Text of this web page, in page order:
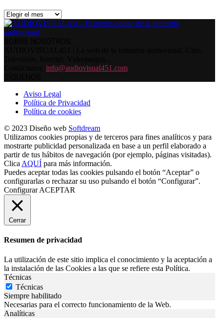
Archivos
info@audiovisual451.com
Aviso Legal
Política de Privacidad
Política de cookies
© 2023 Diseño web Softdream
Utilizamos cookies propias y de terceros para fines analíticos y para
mostrarte publicidad personalizada en base a un perfil elaborado a
partir de tus hábitos de navegación (por ejemplo, páginas visitadas).
Clica AQUÍ para más información.
Puedes aceptar todas las cookies pulsando el botón “Aceptar” o
configurarlas o rechazar su uso pulsando el botón “Configurar”.
Configurar ACEPTAR
Cerrar
Resumen de privacidad
La utilización de este sitio implica el conocimiento y la aceptación a
la instalación de las Cookies a las que se refiere esta Política.
Técnicas
Técnicas
Siempre habilitado
Necesarias para el correcto funcionamiento de la Web.
Analíticas